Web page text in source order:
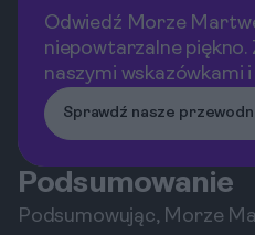
Odwiedź Morze
niepowtarzalne piękno.
naszymi wskazówkami i
Sprawdź nasze
Podsumowanie
Podsumowując, Morze